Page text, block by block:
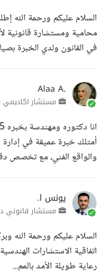
السلام عليكم ورحمة الله
في القانون ولدي الخبرة
Alaa A.
مستشار اكاديمي
أمتلك خبرة عميقة في إدارة
والواقع الفني، مع تخصص
يونس ا.
مستشار قانوني
السلام عليكم ورحمة الله
اتفاقية الاستشارات
رعاية طويلة الأمد بالمم...